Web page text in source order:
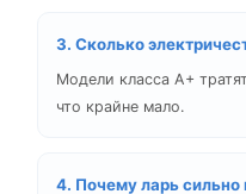
3. Сколько
Модели класса А+
что крайне мало.
4. Почему ларь сильно